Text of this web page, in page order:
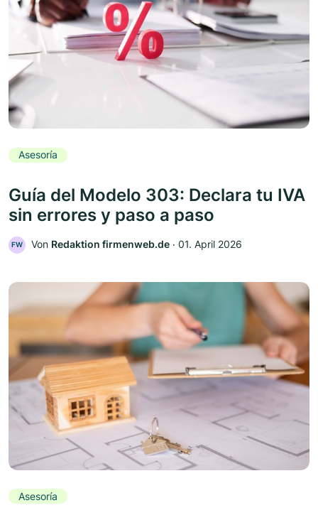
Asesoría
Guía del Modelo 303: Declara tu IVA
sin errores y paso a paso
FW Von Redaktion firmenweb.de ‧ 01. April 2026
Asesoría